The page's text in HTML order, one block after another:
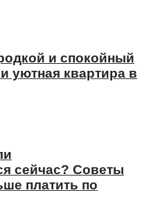
и спокойный
уютная квартира в
сейчас? Советы
платить по